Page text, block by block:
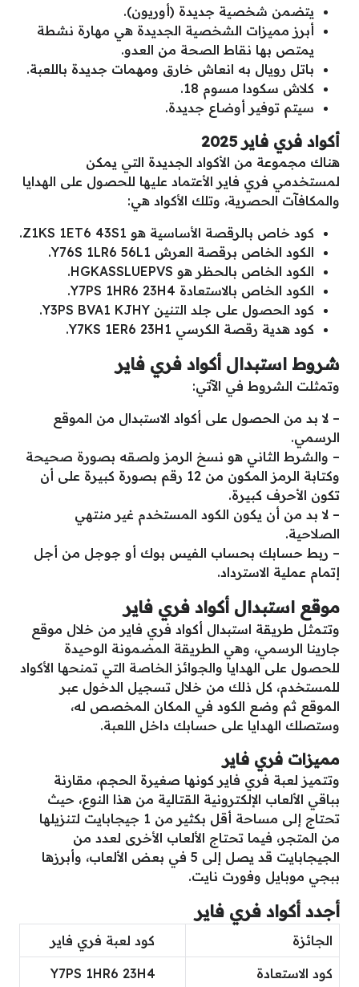
يتضمن شخصية جديدة (أوريون).
أبرز مميزات الشخصية الجديدة هي مهارة نشطة
يمتص بها نقاط الصحة من العدو.
باتل رويال به انعاش خارق ومهمات جديدة باللعبة.
كلاش سكودا مسوم 18.
سيتم توفير أوضاع جديدة.
أكواد فري فاير 2025
هناك مجموعة من الأكواد الجديدة التي يمكن
لمستخدمي فري فاير الأعتماد عليها للحصول على الهدايا
والمكافآت الحصرية، وتلك الأكواد هي:
كود خاص بالرقصة الأساسية هو Z1KS 1ET6 43S1.
الكود الخاص برقصة العرش Y76S 1LR6 56L1.
الكود الخاص بالحظر هو HGKASSLUEPVS.
الكود الخاص بالاستعادة Y7PS 1HR6 23H4.
كود الحصول على جلد التنين Y3PS BVA1 KJHY.
كود هدية رقصة الكرسي Y7KS 1ER6 23H1.
شروط استبدال أكواد فري فاير
وتمثلت الشروط في الآتي:
– لا بد من الحصول على أكواد الاستبدال من الموقع
الرسمي.
– والشرط الثاني هو نسخ الرمز ولصقه بصورة صحيحة
وكتابة الرمز المكون من 12 رقم بصورة كبيرة على أن
تكون الأحرف كبيرة.
– لا بد من أن يكون الكود المستخدم غير منتهي
الصلاحية.
– ربط حسابك بحساب الفيس بوك أو جوجل من أجل
إتمام عملية الاسترداد.
موقع استبدال أكواد فري فاير
وتتمثل طريقة استبدال أكواد فري فاير من خلال موقع
جارينا الرسمي، وهي الطريقة المضمونة الوحيدة
للحصول على الهدايا والجوائز الخاصة التي تمنحها الأكواد
للمستخدم، كل ذلك من خلال تسجيل الدخول عبر
الموقع ثم وضع الكود في المكان المخصص له،
وستصلك الهدايا على حسابك داخل اللعبة.
مميزات فري فاير
وتتميز لعبة فري فاير كونها صغيرة الحجم، مقارنة
بباقي الألعاب الإلكترونية القتالية من هذا النوع، حيث
تحتاج إلى مساحة أقل بكثير من 1 جيجابايت لتنزيلها
من المتجر، فيما تحتاج الألعاب الأخرى لعدد من
الجيجابايت قد يصل إلى 5 في بعض الألعاب، وأبرزها
ببجي موبايل وفورت نايت.
أجدد أكواد فري فاير
الجائزة كود لعبة فري فاير
كود الاستعادة Y7PS 1HR6 23H4